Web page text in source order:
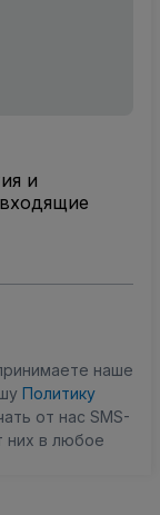
и
наше
Политику
от нас SMS-
них в любое